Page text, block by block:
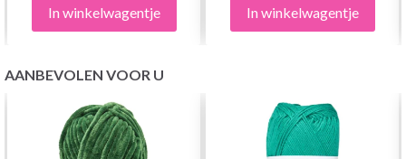
In winkelwagentje In winkelwagentje
AANBEVOLEN VOOR U